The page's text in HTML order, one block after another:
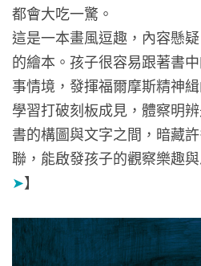
都會大吃一驚。
這是一本畫風逗趣，內容懸
的繪本。孩子很容易跟著書
事情境，發揮福爾摩斯精神
學習打破刻板成見，體察明
書的構圖與文字之間，暗藏
聯，能啟發孩子的觀察樂趣
➤】